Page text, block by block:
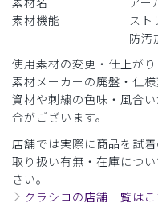
素材機能
スト
防汚
使用素材の変更・仕上が
素材メーカーの廃盤・仕
資材や刺繍の色味・風合
合がございます。
店舗では実際に商品を試
取り扱い有無・在庫につ
さい。
クラシコの店舗一覧はこ